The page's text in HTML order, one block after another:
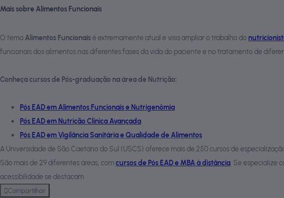
Mais sobre Alimentos Funcionais
O tema Alimentos Funcionaisé extremamente atual e visa ampliar o trabalho do
funcionais dos alimentos nas diferentes fases da vida do paciente e no tratamento de
Conheça cursos de Pós-graduação na área de Nutrição:
Pós EAD em Alimentos Funcionais e Nutrigenômia
Pós EAD em Nutrição Clínica Avançada
Pós EAD em Vigilância Sanitária e Qualidade de Alimentos
A Universidade de São Caetano do Sul (USCS) oferece mais de 250 cursos de
São mais de 29 diferentes áreas, comcursos de Pós EAD e MBA à distância. Se especialize
acessibilidade se destacam.
Compartilhar